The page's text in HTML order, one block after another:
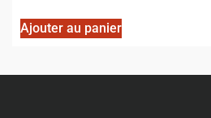
Ajouter au panier